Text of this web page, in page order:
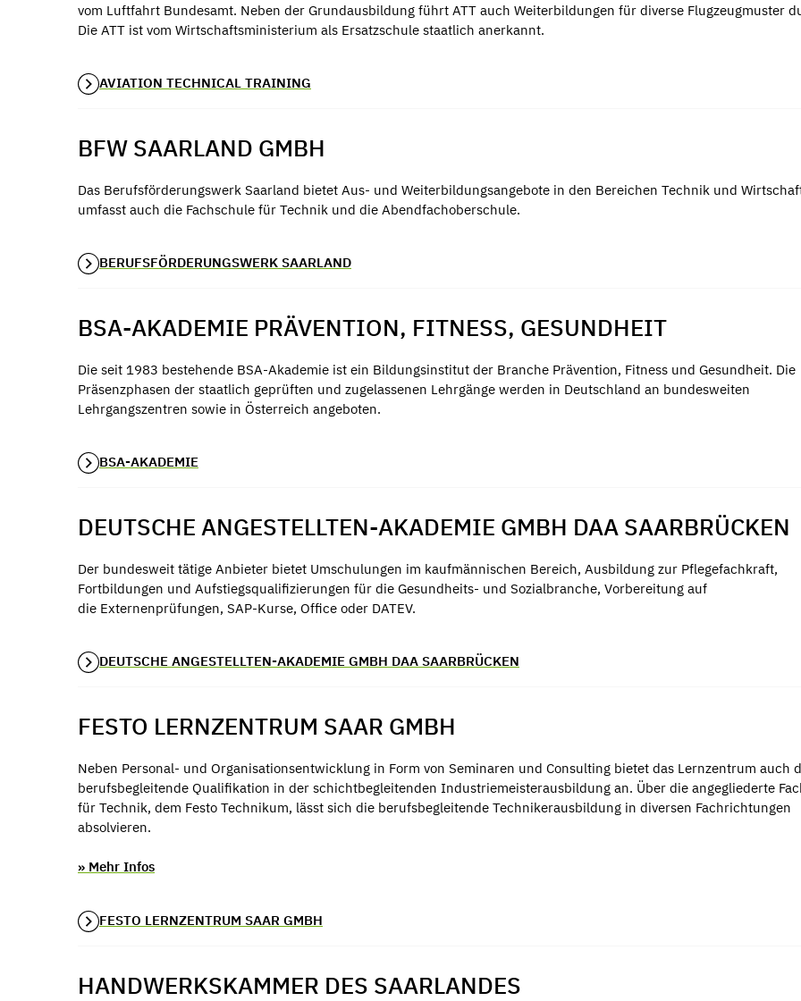
vom Luftfahrt Bundesamt. Neben der Grundausbildung führt ATT auch Weiterbildungen für diverse Flugzeugmuster
Die ATT ist vom Wirtschaftsministerium als Ersatzschule staatlich anerkannt.
AVIATION TECHNICAL TRAINING
BFW SAARLAND GMBH
Das Berufsförderungswerk Saarland bietet Aus- und Weiterbildungsangebote in den Bereichen Technik und
umfasst auch die Fachschule für Technik und die Abendfachoberschule.
BERUFSFÖRDERUNGSWERK SAARLAND
BSA-AKADEMIE PRÄVENTION, FITNESS, GESUNDHEIT
Die seit 1983 bestehende BSA-Akademie ist ein Bildungsinstitut der Branche Prävention, Fitness und Gesundheit. Die
Präsenzphasen der staatlich geprüften und zugelassenen Lehrgänge werden in Deutschland an bundesweiten
Lehrgangszentren sowie in Österreich angeboten.
BSA-AKADEMIE
DEUTSCHE ANGESTELLTEN-AKADEMIE GMBH DAA SAARBRÜCKEN
Der bundesweit tätige Anbieter bietet Umschulungen im kaufmännischen Bereich, Ausbildung zur Pflegefachkraft,
Fortbildungen und Aufstiegsqualifizierungen für die Gesundheits- und Sozialbranche, Vorbereitung auf
die Externenprüfungen, SAP-Kurse, Office oder DATEV.
DEUTSCHE ANGESTELLTEN-AKADEMIE GMBH DAA SAARBRÜCKEN
FESTO LERNZENTRUM SAAR GMBH
Neben Personal- und Organisationsentwicklung in Form von Seminaren und Consulting bietet das Lernzentrum auch
berufsbegleitende Qualifikation in der schichtbegleitenden Industriemeisterausbildung an. Über die angegliederte
für Technik, dem Festo Technikum, lässt sich die berufsbegleitende Technikerausbildung in diversen Fachrichtungen
absolvieren.
» Mehr Infos
FESTO LERNZENTRUM SAAR GMBH
HANDWERKSKAMMER DES SAARLANDES